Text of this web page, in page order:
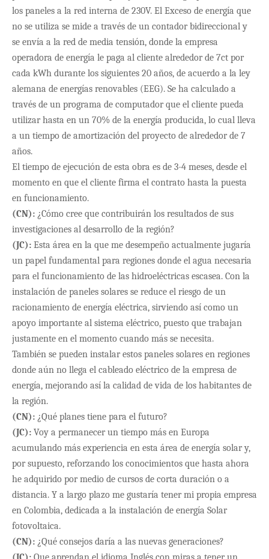
los paneles a la red interna de 230V. El Exceso de energía que
no se utiliza se mide a través de un contador bidireccional y
se envía a la red de media tensión, donde la empresa
operadora de energía le paga al cliente alrededor de 7ct por
cada kWh durante los siguientes 20 años, de acuerdo a la ley
alemana de energías renovables (EEG). Se ha calculado a
través de un programa de computador que el cliente pueda
utilizar hasta en un 70% de la energía producida, lo cual lleva
a un tiempo de amortización del proyecto de alrededor de 7
años.
El tiempo de ejecución de esta obra es de 3-4 meses, desde el
momento en que el cliente firma el contrato hasta la puesta
en funcionamiento.
(CN): ¿Cómo cree que contribuirán los resultados de sus
investigaciones al desarrollo de la región?
(JC): Esta área en la que me desempeño actualmente jugaría
un papel fundamental para regiones donde el agua necesaria
para el funcionamiento de las hidroeléctricas escasea. Con la
instalación de paneles solares se reduce el riesgo de un
racionamiento de energía eléctrica, sirviendo así como un
apoyo importante al sistema eléctrico, puesto que trabajan
justamente en el momento cuando más se necesita.
También se pueden instalar estos paneles solares en regiones
donde aún no llega el cableado eléctrico de la empresa de
energía, mejorando así la calidad de vida de los habitantes de
la región.
(CN): ¿Qué planes tiene para el futuro?
(JC): Voy a permanecer un tiempo más en Europa
acumulando más experiencia en esta área de energía solar y,
por supuesto, reforzando los conocimientos que hasta ahora
he adquirido por medio de cursos de corta duración o a
distancia. Y a largo plazo me gustaría tener mi propia empresa
en Colombia, dedicada a la instalación de energía Solar
fotovoltaica.
(CN): ¿Qué consejos daría a las nuevas generaciones?